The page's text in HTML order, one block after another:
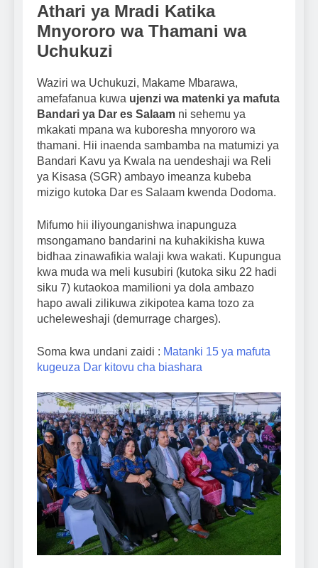
Athari ya Mradi Katika
Mnyororo wa Thamani wa
Uchukuzi
Waziri wa Uchukuzi, Makame Mbarawa,
amefafanua kuwa ujenzi wa matenki ya mafuta
Bandari ya Dar es Salaam ni sehemu ya
mkakati mpana wa kuboresha mnyororo wa
thamani. Hii inaenda sambamba na matumizi ya
Bandari Kavu ya Kwala na uendeshaji wa Reli
ya Kisasa (SGR) ambayo imeanza kubeba
mizigo kutoka Dar es Salaam kwenda Dodoma.
Mifumo hii iliyounganishwa inapunguza
msongamano bandarini na kuhakikisha kuwa
bidhaa zinawafikia walaji kwa wakati. Kupungua
kwa muda wa meli kusubiri (kutoka siku 22 hadi
siku 7) kutaokoa mamilioni ya dola ambazo
hapo awali zilikuwa zikipotea kama tozo za
ucheleweshaji (demurrage charges).
Soma kwa undani zaidi : Matanki 15 ya mafuta
kugeuza Dar kitovu cha biashara